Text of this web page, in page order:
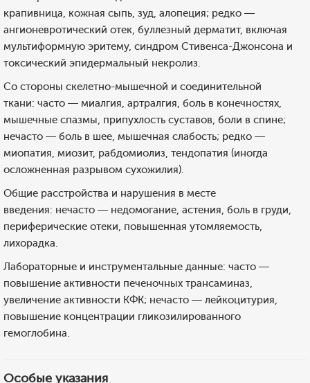
крапивница, кожная сыпь, зуд, алопеция; редко —
ангионевротический отек, буллезный дерматит, включая
мультиформную эритему, синдром Стивенса-Джонсона и
токсический эпидермальный некролиз.
Со стороны скелетно-мышечной и соединительной
ткани: часто — миалгия, артралгия, боль в конечностях,
мышечные спазмы, припухлость суставов, боли в спине;
нечасто — боль в шее, мышечная слабость; редко —
миопатия, миозит, рабдомиолиз, тендопатия (иногда
осложненная разрывом сухожилия).
Общие расстройства и нарушения в месте
введения: нечасто — недомогание, астения, боль в груди,
периферические отеки, повышенная утомляемость,
лихорадка.
Лабораторные и инструментальные данные: часто —
повышение активности печеночных трансаминаз,
увеличение активности КФК; нечасто — лейкоцитурия,
повышение концентрации гликозилированного
гемоглобина.
Особые указания